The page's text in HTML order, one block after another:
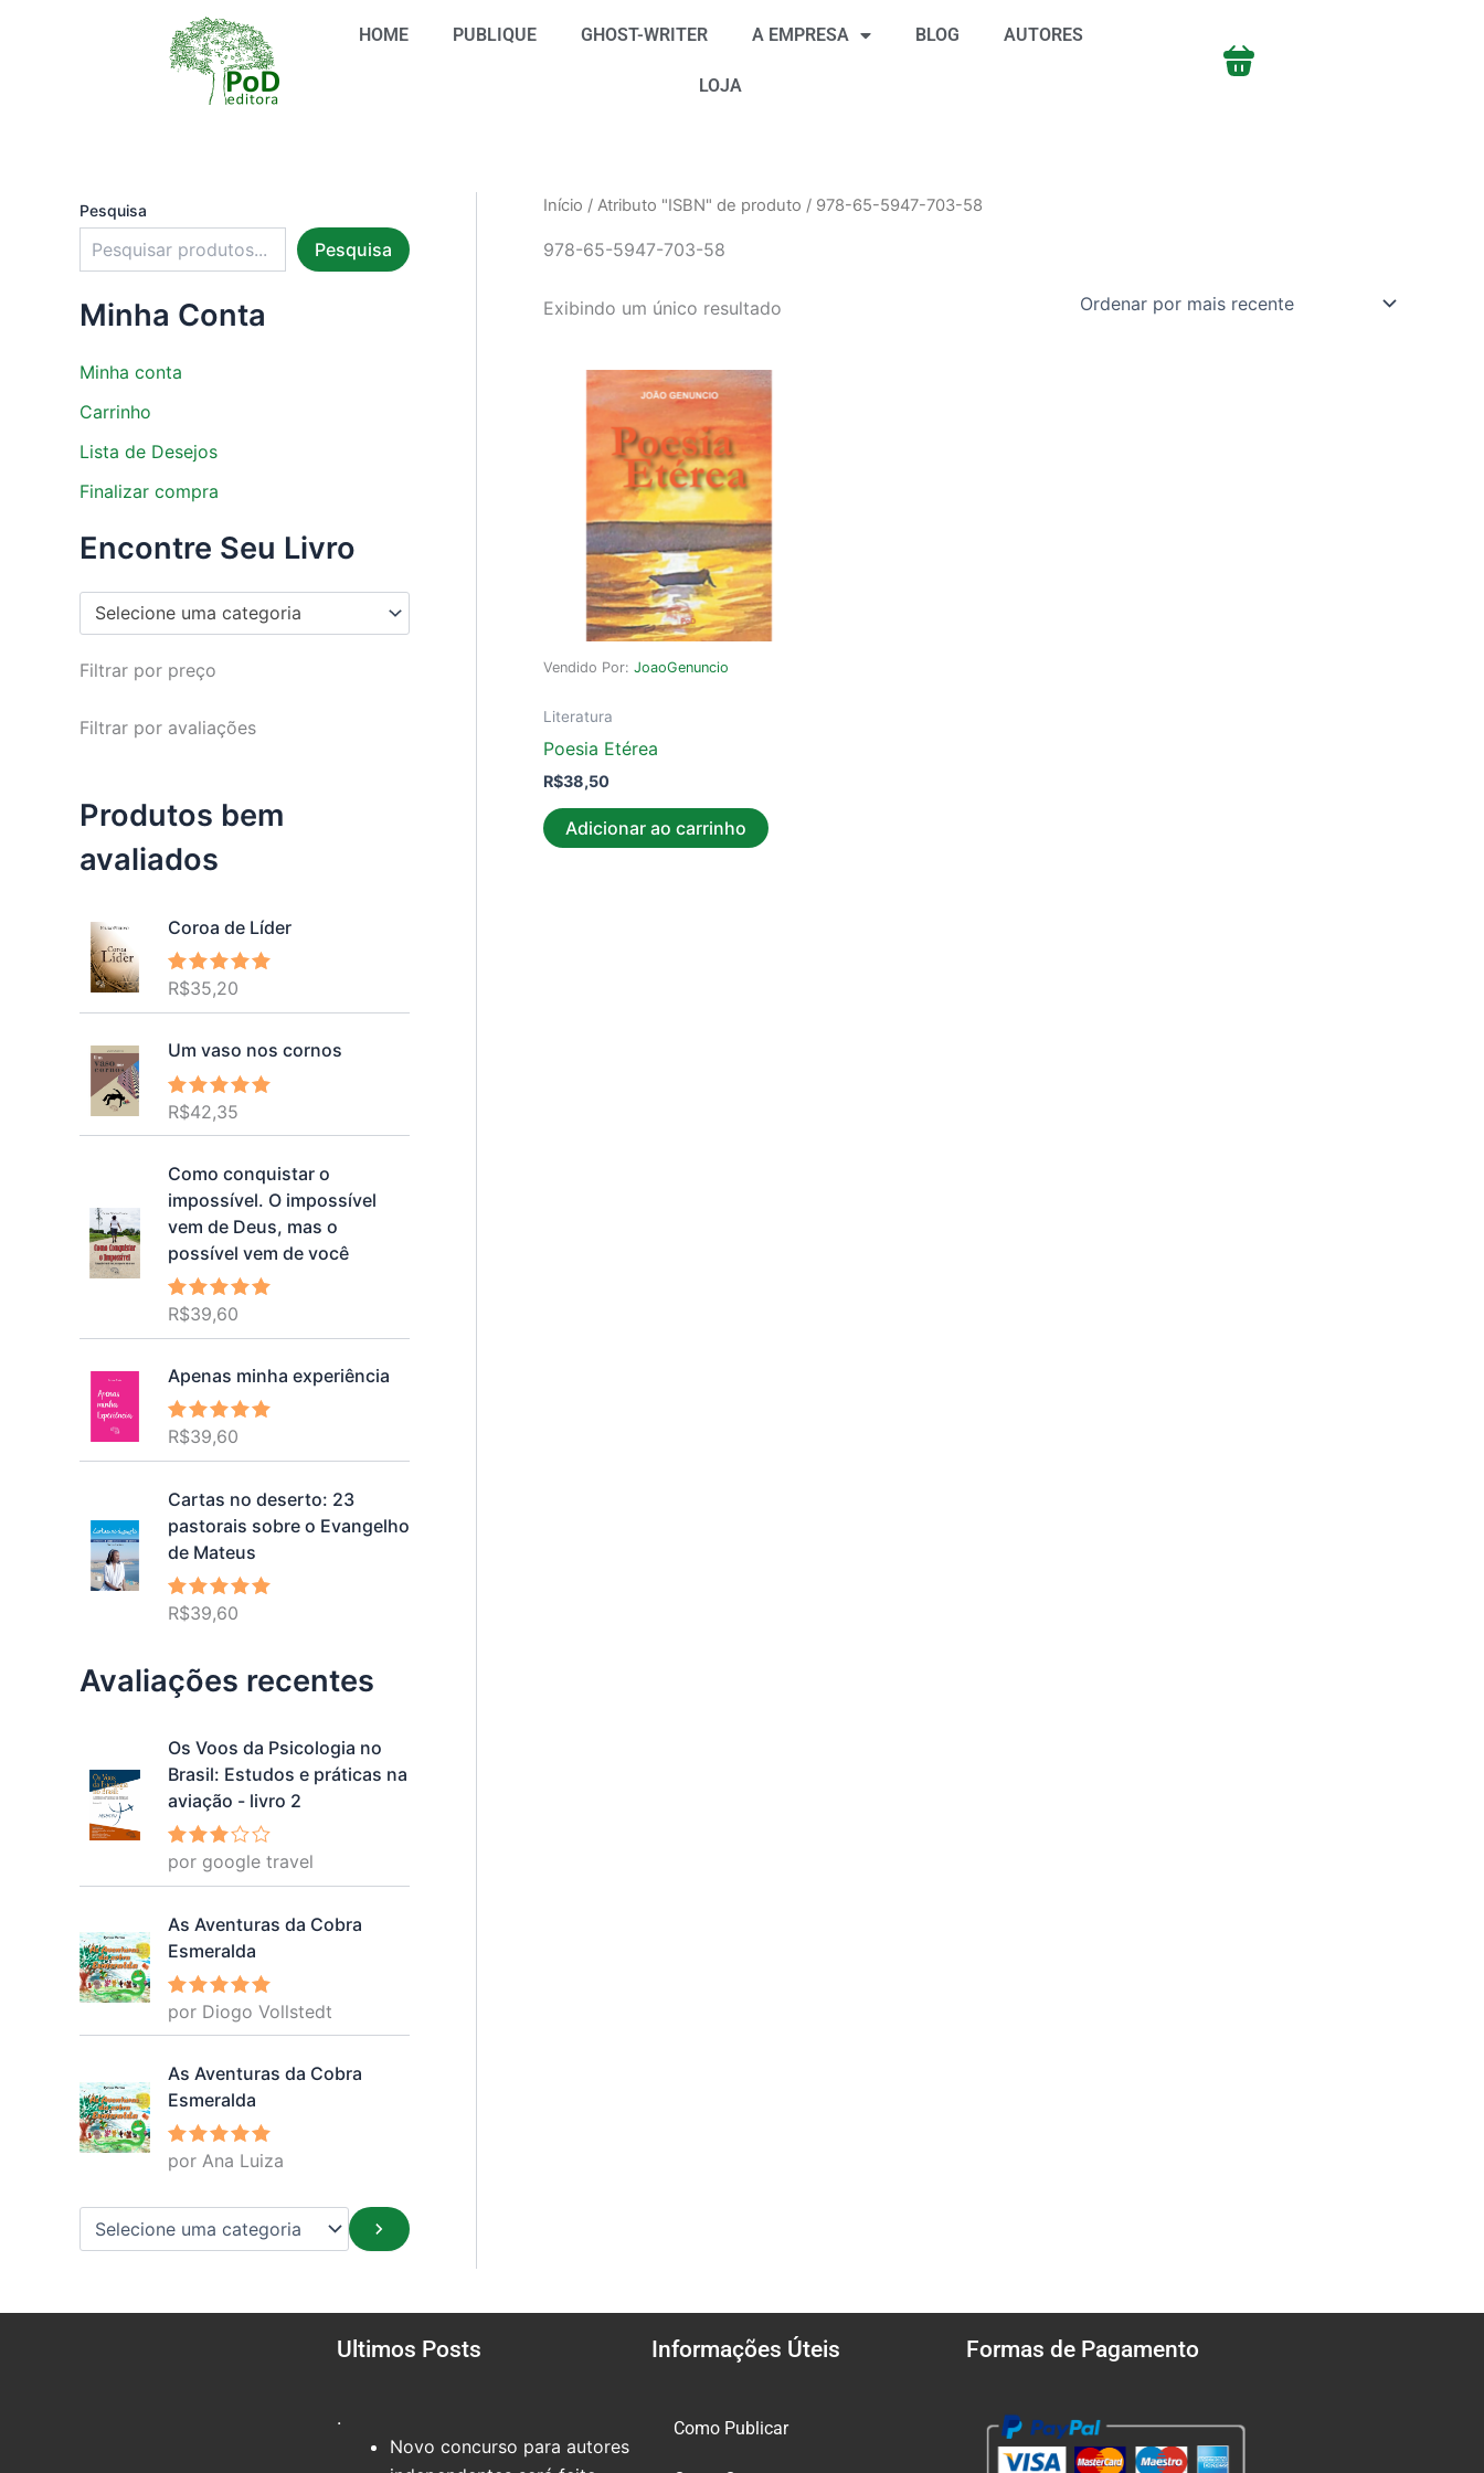
HOME PUBLIQUE GHOST-WRITER A EMPRESA BLOG AUTORES
LOJA
Pesquisa
Pesquisa
Minha Conta
Minha conta
Carrinho
Lista de Desejos
Finalizar compra
Encontre Seu Livro
Selecione uma categoria
Filtrar por preço
Filtrar por avaliações
Produtos bem
avaliados
Coroa de Líder
Avaliação
R$35,20
Um vaso nos cornos
Avaliação
de 5
R$42,35
Como conquistar o
impossível. O impossível
vem de Deus, mas o
possível vem de você
Avaliação
R$39,60
Apenas minha experiência
Avaliação
R$39,60
Cartas no deserto: 23
pastorais sobre o Evangelho
de Mateus
Avaliação
R$39,60
Avaliações recentes
Os Voos da Psicologia no
Brasil: Estudos e práticas na
aviação - livro 2
Avalia
ção 3
por google travel
As Aventuras da Cobra
Esmeralda
Avaliação
5
por Diogo Vollstedt
As Aventuras da Cobra
Esmeralda
Avaliação
5
por Ana Luiza
u
m
c
g
o
r
a
Início / Atributo "ISBN" de produto / 978-65-5947-703-58
978-65-5947-703-58
Exibindo um único resultado
Vendido Por: JoaoGenuncio
Literatura
Poesia Etérea
R$38,50
Adicionar ao carrinho
Ultimos Posts
.
Novo concurso para autores
Informações Úteis
Como Publicar
Formas de Pagamento